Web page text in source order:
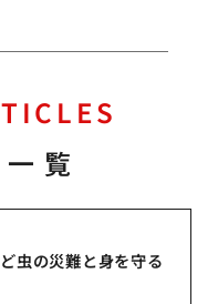
覧
虫の災難と身を守る